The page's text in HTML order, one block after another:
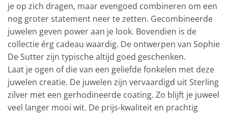
je op zich dragen, maar evengoed combineren om een
nog groter statement neer te zetten. Gecombineerde
juwelen geven power aan je look. Bovendien is de
collectie érg cadeau waardig. De ontwerpen van Sophie
De Sutter zijn typische altijd goed geschenken.
Laat je ogen of die van een geliefde fonkelen met deze
juwelen creatie. De juwelen zijn vervaardigd uit Sterling
zilver met een gerhodineerde coating. Zo blijft je juweel
veel langer mooi wit. De prijs-kwaliteit en prachtig